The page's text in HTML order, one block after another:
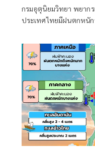
กรมอุตุนิยมวิทยา พยาก
ประเทศไทยมีฝนตกหนั